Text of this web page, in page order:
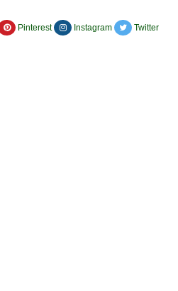
Pinterest Instagram Twitter